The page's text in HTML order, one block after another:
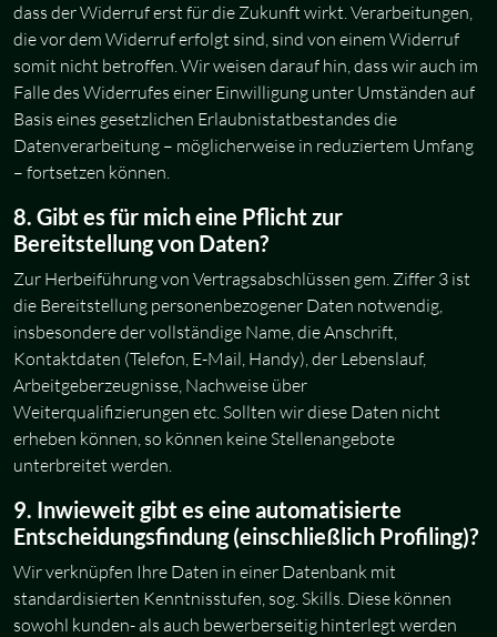
dass der Widerruf erst für die Zukunft wirkt. Verarbeitungen,
die vor dem Widerruf erfolgt sind, sind von einem Widerruf
somit nicht betroffen. Wir weisen darauf hin, dass wir auch im
Falle des Widerrufes einer Einwilligung unter Umständen auf
Basis eines gesetzlichen Erlaubnistatbestandes die
Datenverarbeitung – möglicherweise in reduziertem Umfang
– fortsetzen können.
8. Gibt es für mich eine Pflicht zur
Bereitstellung von Daten?
Zur Herbeiführung von Vertragsabschlüssen gem. Ziffer 3 ist
die Bereitstellung personenbezogener Daten notwendig,
insbesondere der vollständige Name, die Anschrift,
Kontaktdaten (Telefon, E-Mail, Handy), der Lebenslauf,
Arbeitgeberzeugnisse, Nachweise über
Weiterqualifizierungen etc. Sollten wir diese Daten nicht
erheben können, so können keine Stellenangebote
unterbreitet werden.
9. Inwieweit gibt es eine automatisierte
Entscheidungsfindung (einschließlich Profiling)?
Wir verknüpfen Ihre Daten in einer Datenbank mit
standardisierten Kenntnisstufen, sog. Skills. Diese können
sowohl kunden- als auch bewerberseitig hinterlegt werden